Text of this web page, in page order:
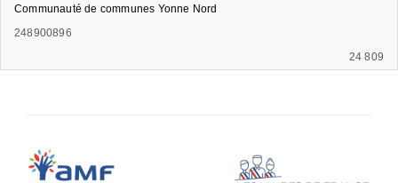
Communauté de communes Yonne Nord
248900896
24 809